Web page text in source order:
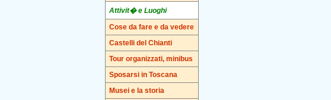
Attivit� e Luoghi
Cose da fare e da vedere
Castelli del Chianti
Tour organizzati, minibus
Sposarsi in Toscana
Musei e la storia